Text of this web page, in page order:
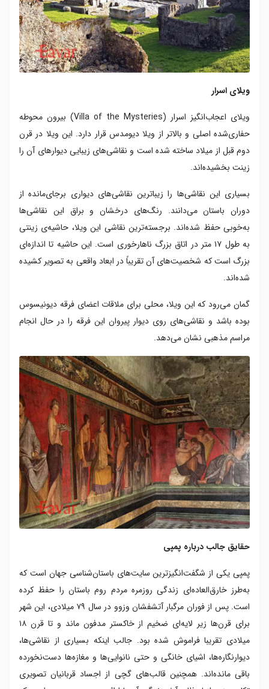
ویلای اسرار
ویلای اعجاب‌انگیز اسرار (Villa of the Mysteries) بیرون محوطه‌
حفاری‌شده‌ اصلی و بالاتر از ویلا دیومدس قرار دارد. این ویلا در قرن
دوم قبل از میلاد ساخته شده است و نقاشی‌های زیبایی دیوارهای آن را
زینت بخشیده‌اند.
بسیاری این نقاشی‌ها را زیباترین نقاشی‌های دیواری برجای‌مانده از
دوران باستان می‌دانند. رنگ‌های درخشان و براق این نقاشی‌ها
به‌خوبی حفظ شده‌اند. برجسته‌ترین نقاشی این ویلا، حاشیه‌ی زینتی
به طول ۱۷ متر در اتاق بزرگ ناهارخوری است. این حاشیه تا اندازه‌ای
بزرگ است که شخصیت‌های آن تقریباً در ابعاد واقعی به تصویر کشیده
شده‌اند.
گمان می‌رود که این ویلا، محلی برای ملاقات اعضای فرقه‌ دیونیسوس
بوده باشد و نقاشی‌های روی دیوار پیروان این فرقه را در حال انجام
مراسم مذهبی نشان می‌دهد.
حقایق جالب درباره پمپی
پمپی یکی از شگفت‌انگیزترین سایت‌های باستان‌شناسی جهان است که
به‌طرز خارق‌العاده‌ای زندگی روزمره مردم روم باستان را حفظ کرده
است. پس از فوران مرگبار آتشفشان وزوو در سال ۷۹ میلادی، این شهر
برای قرن‌ها زیر لایه‌ای ضخیم از خاکستر مدفون ماند و تا قرن ۱۸
میلادی تقریبا فراموش شده بود. جالب اینکه بسیاری از نقاشی‌ها،
دیوارنگاره‌ها، اشیای خانگی و حتی نانوایی‌ها و مغازه‌ها دست‌نخورده
باقی مانده‌اند. همچنین قالب‌های گچی از اجساد قربانیان تصویری